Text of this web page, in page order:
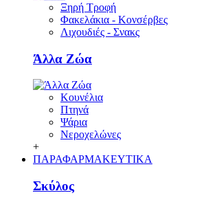
Ξηρή Τροφή
Φακελάκια - Κονσέρβες
Λιχουδιές - Σνακς
Άλλα Ζώα
Κουνέλια
Πτηνά
Ψάρια
Νεροχελώνες
+
ΠΑΡΑΦΑΡΜΑΚΕΥΤΙΚΑ
Σκύλος